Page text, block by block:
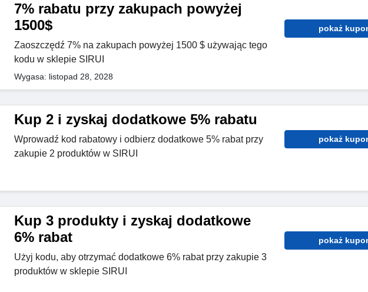
7% rabatu przy zakupach powyżej
1500$
Zaoszczędź 7% na zakupach powyżej 1500 $ używając tego
kodu w sklepie SIRUI
Wygasa: listopad 28, 2028
pokaż
Kup 2 i zyskaj dodatkowe 5% rabatu
Wprowadź kod rabatowy i odbierz dodatkowe 5% rabat przy
zakupie 2 produktów w SIRUI
pokaż
Kup 3 produkty i zyskaj dodatkowe
6% rabat
Użyj kodu, aby otrzymać dodatkowe 6% rabat przy zakupie 3
produktów w sklepie SIRUI
pokaż